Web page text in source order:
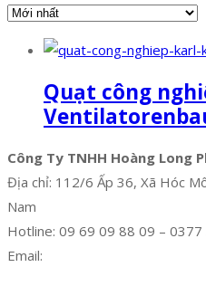
Quạt công
Công Ty TNHH Hoàng Long
Địa chỉ: 112/6 Ấp 36, Xã Hóc
Nam
Hotline: 09 69 09 88 09 –
Email: